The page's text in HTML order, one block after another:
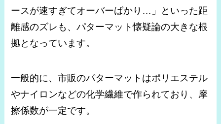
ースが速すぎてオーバーばかり…」といった距
離感のズレも、パターマット懐疑論の大きな根
拠となっています。
一般的に、市販のパターマットはポリエステル
やナイロンなどの化学繊維で作られており、摩
擦係数が一定です。